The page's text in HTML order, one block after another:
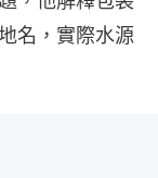
名，實際水源